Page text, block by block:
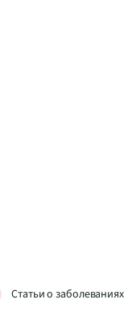
Статьи о заболеваниях